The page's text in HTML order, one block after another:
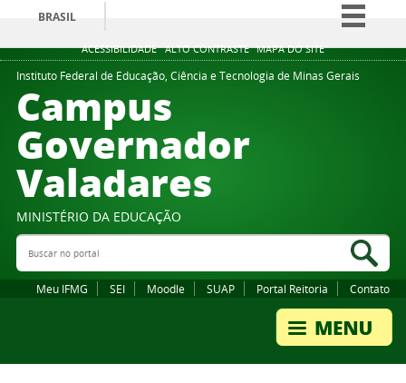
ACESSIBILIDADE ALTO CONTRASTE MAPA DO SITE
BRASIL
Simplifique!
Comunica BR
Instituto Federal de Educação, Ciência e Tecnologia de Minas Gerais
Campus
Governador
Valadares
MINISTÉRIO DA EDUCAÇÃO
Buscar no portal
Meu IFMG SEI Moodle SUAP Portal Reitoria Contato